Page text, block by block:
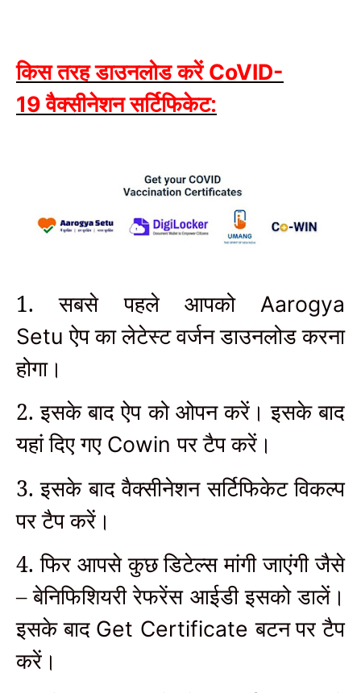
किस तरह डाउनलोड करेंCoVID-
19वैक्सीनेशन सर्टिफिकेट:
1. सबसे पहले आपको Aarogya
Setuऐप का लेटेस्ट वर्जन डाउनलोड करना
होगा।
2. इसके बाद ऐप को ओपन करें। इसके बाद
यहां दिए गए Cowinपर टैप करें।
3. इसके बाद वैक्सीनेशन सर्टिफिकेट विकल्प
पर टैप करें।
4. फिर आपसे कुछ डिटेल्स मांगी जाएंगी जैसे
– बेनिफिशियरी रेफरेंस आईडी इसको डालें।
इसके बाद Get Certificateबटन पर टैप
करें।